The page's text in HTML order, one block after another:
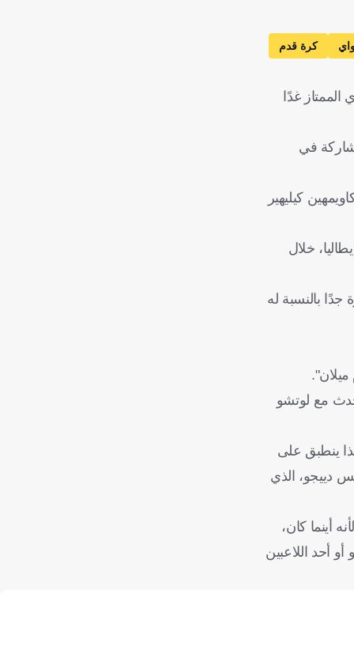
كرة قدم
غدًا
في
كيليهير
على ميلان، لكنها لم تختفِ بعد أن لعب 90 دقيقة في إيطاليا، خلال
بالنسبة له
مع لوتشو
ينطبق على
دييجو، الذي
أينما كان،
المناسبة، فأنا متأكد بنسبة 100% أنه هو أو دييجو أو أحد اللاعبين